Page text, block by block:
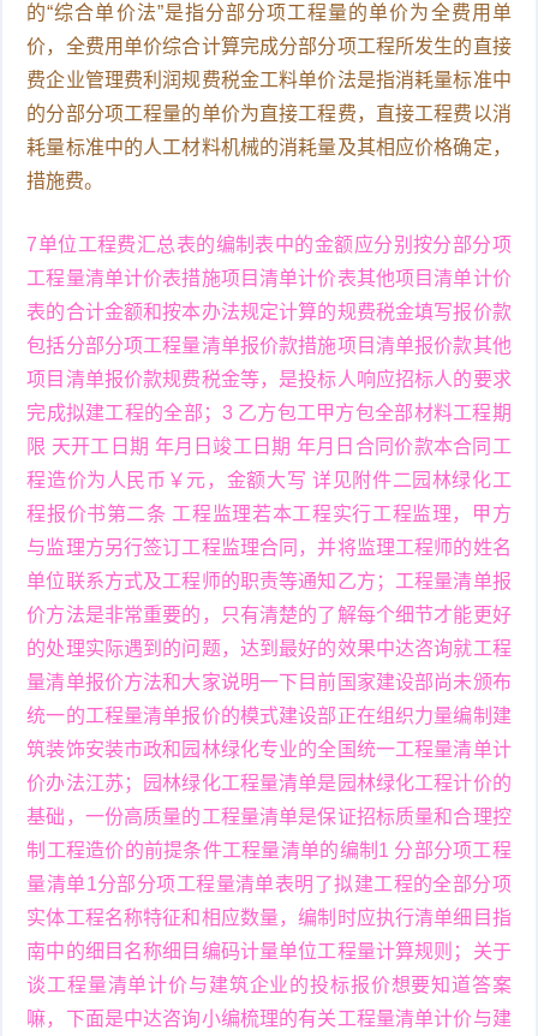
的“综合单价法”是指分部分项工程量的单价为全费用单
价，全费用单价综合计算完成分部分项工程所发生的直接
费企业管理费利润规费税金工料单价法是指消耗量标准中
的分部分项工程量的单价为直接工程费，直接工程费以消
耗量标准中的人工材料机械的消耗量及其相应价格确定，
措施费。
7单位工程费汇总表的编制表中的金额应分别按分部分项
工程量清单计价表措施项目清单计价表其他项目清单计价
表的合计金额和按本办法规定计算的规费税金填写报价款
包括分部分项工程量清单报价款措施项目清单报价款其他
项目清单报价款规费税金等，是投标人响应招标人的要求
完成拟建工程的全部；3 乙方包工甲方包全部材料工程期
限 天开工日期 年月日竣工日期 年月日合同价款本合同工
程造价为人民币￥元，金额大写 详见附件二园林绿化工
程报价书第二条 工程监理若本工程实行工程监理，甲方
与监理方另行签订工程监理合同，并将监理工程师的姓名
单位联系方式及工程师的职责等通知乙方；工程量清单报
价方法是非常重要的，只有清楚的了解每个细节才能更好
的处理实际遇到的问题，达到最好的效果中达咨询就工程
量清单报价方法和大家说明一下目前国家建设部尚未颁布
统一的工程量清单报价的模式建设部正在组织力量编制建
筑装饰安装市政和园林绿化专业的全国统一工程量清单计
价办法江苏；园林绿化工程量清单是园林绿化工程计价的
基础，一份高质量的工程量清单是保证招标质量和合理控
制工程造价的前提条件工程量清单的编制1 分部分项工程
量清单1分部分项工程量清单表明了拟建工程的全部分项
实体工程名称特征和相应数量，编制时应执行清单细目指
南中的细目名称细目编码计量单位工程量计算规则；关于
谈工程量清单计价与建筑企业的投标报价想要知道答案
嘛，下面是中达咨询小编梳理的有关工程量清单计价与建